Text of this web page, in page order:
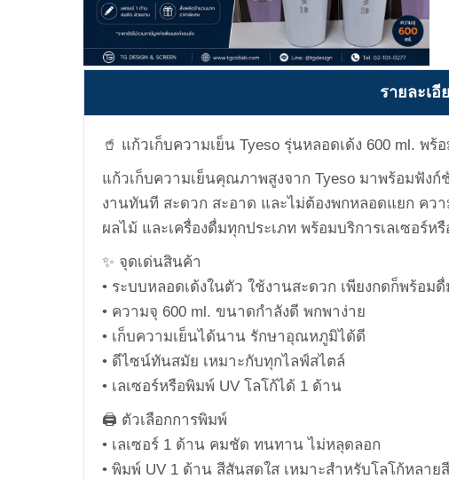
รายละเอี
🥤 แก้วเก็บความเย็น Tyeso รุ่นหลอดเด้ง 600 ml. พร้
แก้วเก็บความเย็นคุณภาพสูงจาก Tyeso มาพร้อมฟัง
งานทันที สะดวก สะอาด และไม่ต้องพกหลอดแยก คว
ผลไม้ และเครื่องดื่มทุกประเภท พร้อมบริการเลเซอร์ห
✨ จุดเด่นสินค้า
• ระบบหลอดเด้งในตัว ใช้งานสะดวก เพียงกดก็พร้อมดื่
• ความจุ 600 ml. ขนาดกำลังดี พกพาง่าย
• เก็บความเย็นได้นาน รักษาอุณหภูมิได้ดี
• ดีไซน์ทันสมัย เหมาะกับทุกไลฟ์สไตล์
• เลเซอร์หรือพิมพ์ UV โลโก้ได้ 1 ด้าน
🖨️ ตัวเลือกการพิมพ์
• เลเซอร์ 1 ด้าน คมชัด ทนทาน ไม่หลุดลอก
• พิมพ์ UV 1 ด้าน สีสันสดใส เหมาะสำหรับโลโก้หลายสี